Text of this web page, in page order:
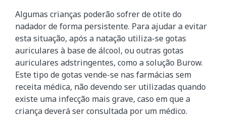
Algumas crianças poderão sofrer de otite do
nadador de forma persistente. Para ajudar a evitar
esta situação, após a natação utiliza-se gotas
auriculares à base de álcool, ou outras gotas
auriculares adstringentes, como a solução Burow.
Este tipo de gotas vende-se nas farmácias sem
receita médica, não devendo ser utilizadas quando
existe uma infecção mais grave, caso em que a
criança deverá ser consultada por um médico.